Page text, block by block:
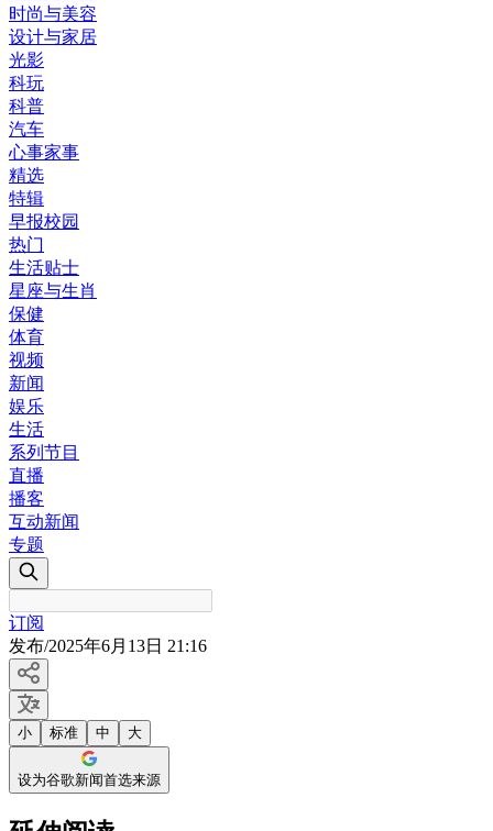
时尚与美容
设计与家居
光影
科玩
科普
汽车
心事家事
精选
特辑
早报校园
热门
生活贴士
星座与生肖
保健
体育
视频
新闻
娱乐
生活
系列节目
直播
播客
互动新闻
专题
订阅
发布/2025年6月13日 21:16
小 标准 中 大
设为谷歌新闻首选来源